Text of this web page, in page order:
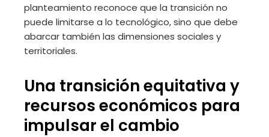
planteamiento reconoce que la transición no
puede limitarse a lo tecnológico, sino que debe
abarcar también las dimensiones sociales y
territoriales.
Una transición equitativa y
recursos económicos para
impulsar el cambio